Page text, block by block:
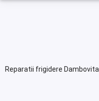
Reparatii frigidere Dambovita